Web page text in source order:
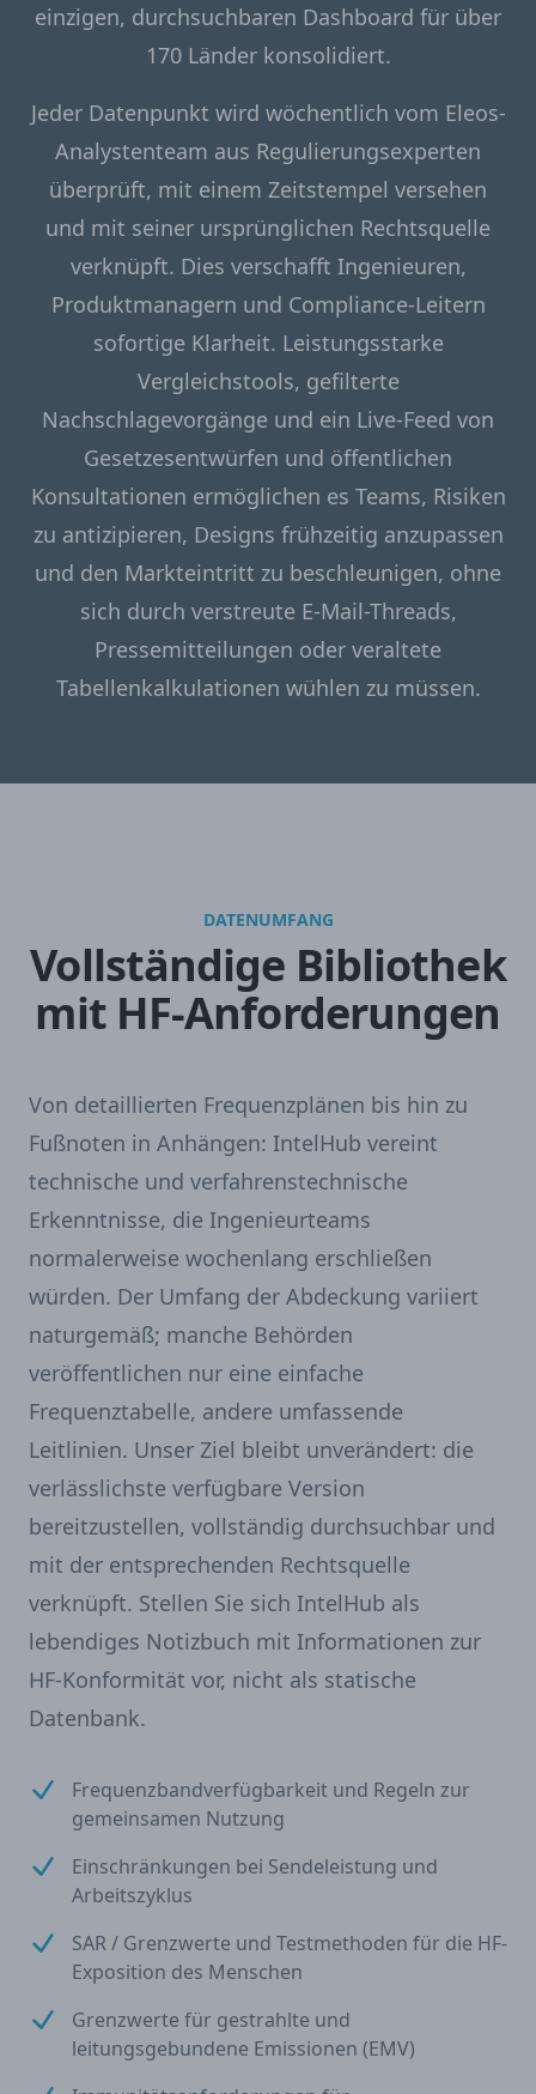
einzigen, durchsuchbaren Dashboard für über
170 Länder konsolidiert.
Jeder Datenpunkt wird wöchentlich vom Eleos-
Analystenteam aus Regulierungsexperten
überprüft, mit einem Zeitstempel versehen
und mit seiner ursprünglichen Rechtsquelle
verknüpft. Dies verschafft Ingenieuren,
Produktmanagern und Compliance-Leitern
sofortige Klarheit. Leistungsstarke
Vergleichstools, gefilterte
Nachschlagevorgänge und ein Live-Feed von
Gesetzesentwürfen und öffentlichen
Konsultationen ermöglichen es Teams, Risiken
zu antizipieren, Designs frühzeitig anzupassen
und den Markteintritt zu beschleunigen, ohne
sich durch verstreute E-Mail-Threads,
Pressemitteilungen oder veraltete
Tabellenkalkulationen wühlen zu müssen.
DATENUMFANG
Vollständige Bibliothek
mit HF-Anforderungen
Von detaillierten Frequenzplänen bis hin zu
Fußnoten in Anhängen: IntelHub vereint
technische und verfahrenstechnische
Erkenntnisse, die Ingenieurteams
normalerweise wochenlang erschließen
würden. Der Umfang der Abdeckung variiert
naturgemäß; manche Behörden
veröffentlichen nur eine einfache
Frequenztabelle, andere umfassende
Leitlinien. Unser Ziel bleibt unverändert: die
verlässlichste verfügbare Version
bereitzustellen, vollständig durchsuchbar und
mit der entsprechenden Rechtsquelle
verknüpft. Stellen Sie sich IntelHub als
lebendiges Notizbuch mit Informationen zur
HF-Konformität vor, nicht als statische
Datenbank.
Frequenzbandverfügbarkeit und Regeln zur
gemeinsamen Nutzung
Einschränkungen bei Sendeleistung und
Arbeitszyklus
SAR / Grenzwerte und Testmethoden für die HF-
Exposition des Menschen
Grenzwerte für gestrahlte und
leitungsgebundene Emissionen (EMV)